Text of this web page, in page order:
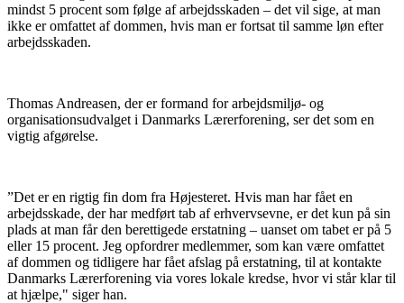
mindst 5 procent som følge af arbejdsskaden – det vil sige, at man
ikke er omfattet af dommen, hvis man er fortsat til samme løn efter
arbejdsskaden.
Thomas Andreasen, der er formand for arbejdsmiljø- og
organisationsudvalget i Danmarks Lærerforening, ser det som en
vigtig afgørelse.
”Det er en rigtig fin dom fra Højesteret. Hvis man har fået en
arbejdsskade, der har medført tab af erhvervsevne, er det kun på sin
plads at man får den berettigede erstatning – uanset om tabet er på 5
eller 15 procent. Jeg opfordrer medlemmer, som kan være omfattet
af dommen og tidligere har fået afslag på erstatning, til at kontakte
Danmarks Lærerforening via vores lokale kredse, hvor vi står klar til
at hjælpe," siger han.